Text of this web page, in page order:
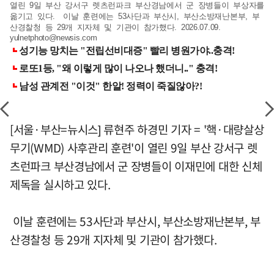
열린 9일 부산 강서구 렛츠런파크 부산경남에서 군 장병들이 부상자를
옮기고 있다. 이날 훈련에는 53사단과 부산시, 부산소방재난본부, 부
산경찰청 등 29개 지자체 및 기관이 참가했다. 2026.07.09.
yulnetphoto@newsis.com
[서울·부산=뉴시스] 류현주 하경민 기자 = '핵·대량살상
무기(WMD) 사후관리 훈련'이 열린 9일 부산 강서구 렛
츠런파크 부산경남에서 군 장병들이 이재민에 대한 신체
제독을 실시하고 있다.
이날 훈련에는 53사단과 부산시, 부산소방재난본부, 부
산경찰청 등 29개 지자체 및 기관이 참가했다.